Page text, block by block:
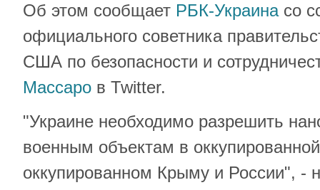
Об этом сообщает РБК-Украинасо
официального советника
США по безопасности и
Массаро в Twitter.
"Украине необходимо разрешить
военным объектам в
оккупированном Крыму и России", -